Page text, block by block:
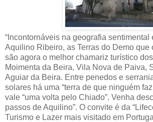
“Incontornáveis na geografia sentimental
Aquilino Ribeiro, as Terras do Demo que
são agora o melhor chamariz turístico
Moimenta da Beira, Vila Nova de Paiva,
Aguiar da Beira. Entre penedos e
solares há uma “terra de que ninguém
vale “uma volta pelo Chiado”. Venha
passos de Aquilino”. O convite é da
Turismo e Lazer mais visitado em